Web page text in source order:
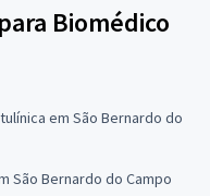
Biomédico
em São Bernardo do
São Bernardo do Campo